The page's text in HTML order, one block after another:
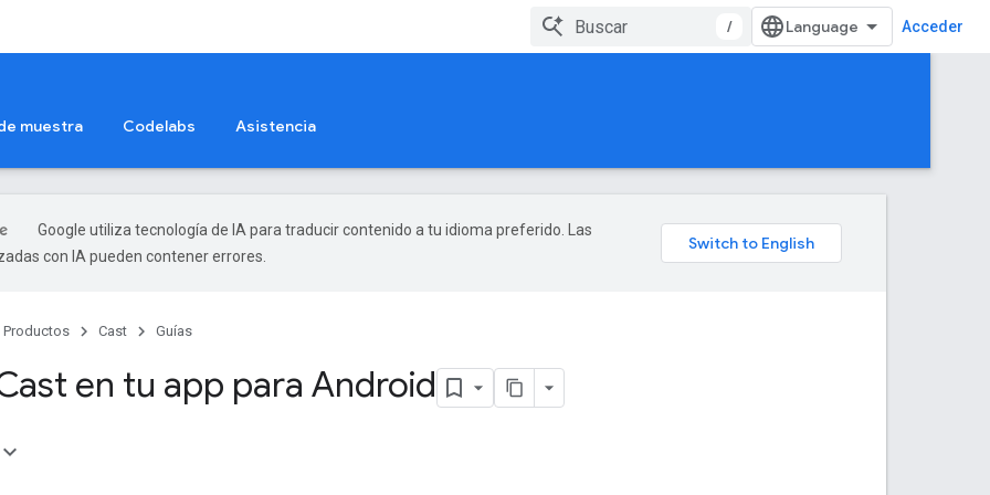
/ Acceder
muestra Codelabs Asistencia
Google utiliza tecnología de IA para traducir contenido a tu idioma preferido. Las
con IA pueden contener errores.
Productos Cast Guías
en tu app para Android